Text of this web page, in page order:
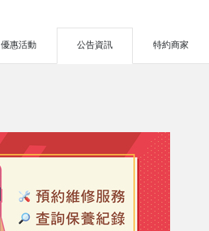
優惠活動 公告資訊 特約商家